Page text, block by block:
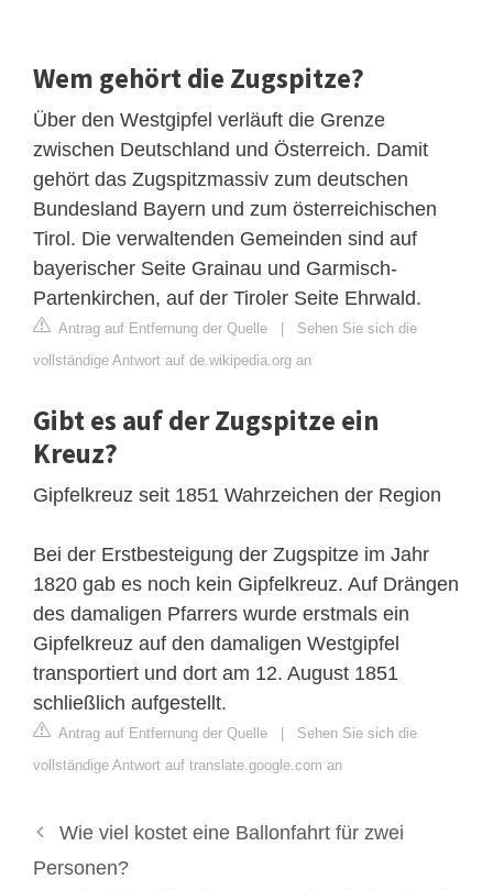
Wem gehört die Zugspitze?
Über den Westgipfel verläuft die Grenze
zwischen Deutschland und Österreich. Damit
gehört das Zugspitzmassiv zum deutschen
Bundesland Bayern und zum österreichischen
Tirol. Die verwaltenden Gemeinden sind auf
bayerischer Seite Grainau und Garmisch-
Partenkirchen, auf der Tiroler Seite Ehrwald.
Antrag auf Entfernung der Quelle | Sehen Sie sich die
vollständige Antwort auf de.wikipedia.org an
Gibt es auf der Zugspitze ein
Kreuz?
Gipfelkreuz seit 1851 Wahrzeichen der Region
Bei der Erstbesteigung der Zugspitze im Jahr
1820 gab es noch kein Gipfelkreuz. Auf Drängen
des damaligen Pfarrers wurde erstmals ein
Gipfelkreuz auf den damaligen Westgipfel
transportiert und dort am 12. August 1851
schließlich aufgestellt.
Antrag auf Entfernung der Quelle | Sehen Sie sich die
vollständige Antwort auf translate.google.com an
Wie viel kostet eine Ballonfahrt für zwei
Personen?